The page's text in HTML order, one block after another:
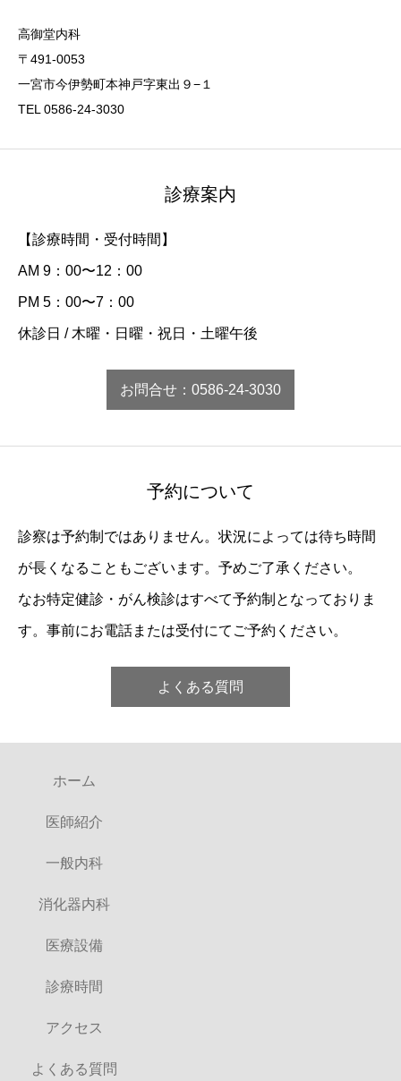
高御堂内科
〒491-0053
一宮市今伊勢町本神戸字東出９−１
TEL 0586-24-3030
診療案内
【診療時間・受付時間】
AM 9：00〜12：00
PM 5：00〜7：00
休診日 / 木曜・日曜・祝日・土曜午後
お問合せ：0586-24-3030
予約について
診察は予約制ではありません。状況によっては待ち時間
が長くなることもございます。予めご了承ください。
なお特定健診・がん検診はすべて予約制となっておりま
す。事前にお電話または受付にてご予約ください。
よくある質問
ホーム
医師紹介
一般内科
消化器内科
医療設備
診療時間
アクセス
よくある質問